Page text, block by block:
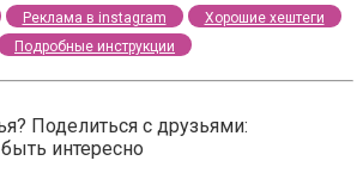
Реклама в instagram
Хорошие хештеги
Подробные инструкции
Поделиться с друзьями:
интересно